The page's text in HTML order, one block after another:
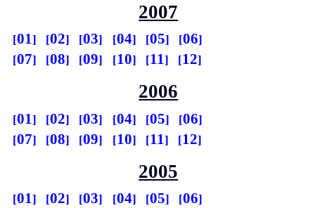
2007
01 02 03 04 05
06
07
08 09 10 11 12
2006
01 02 03 04 05
06
07
08 09 10 11 12
2005
01 02 03 04 05
06